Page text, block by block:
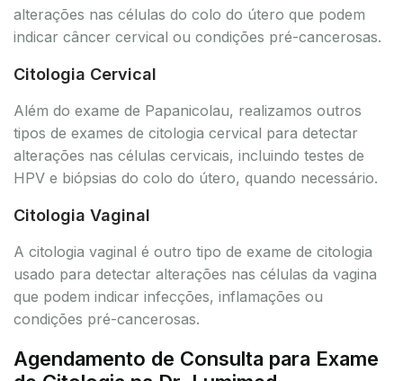
alterações nas células do colo do útero que podem
indicar câncer cervical ou condições pré-cancerosas.
Citologia Cervical
Além do exame de Papanicolau, realizamos outros
tipos de exames de citologia cervical para detectar
alterações nas células cervicais, incluindo testes de
HPV e biópsias do colo do útero, quando necessário.
Citologia Vaginal
A citologia vaginal é outro tipo de exame de citologia
usado para detectar alterações nas células da vagina
que podem indicar infecções, inflamações ou
condições pré-cancerosas.
Agendamento de Consulta para Exame